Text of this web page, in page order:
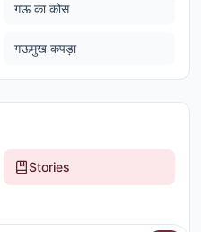
गऊ का कोस
गऊमुख कपड़ा
Stories